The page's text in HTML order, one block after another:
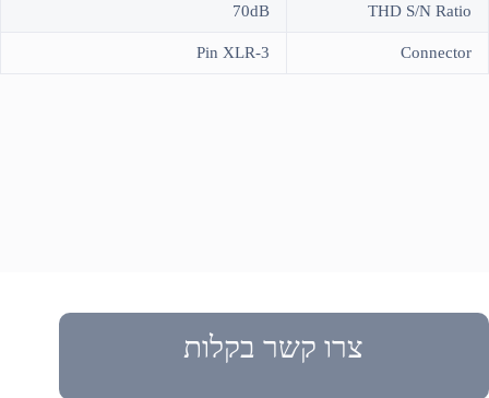
THD S/N Ratio
70dB
Connector
3-Pin XLR
צרו קשר בקלות